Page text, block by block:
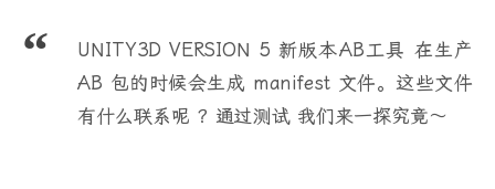
UNITY3D VERSION 5 新版本AB工具 在生产
AB 包的时候会生成 manifest 文件。这些文件
有什么联系呢 ？通过测试 我们来一探究竟～